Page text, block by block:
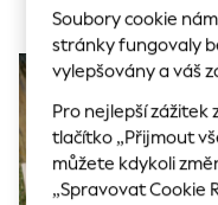
Polo Shirts
Sweatshirts
Cardigans
Coats &
Underwear
Socks & Tights
Multipacks
All Girls
Trainers &
Soubory cookie
stránky fungovaly
vylepšovány a váš
Pro nejlepší zážitek
tlačítko „Přijmout
můžete kdykoli
„Spravovat Cookie